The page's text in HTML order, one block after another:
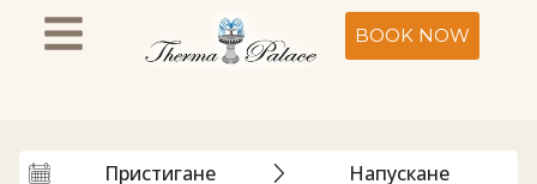
BOOK NOW